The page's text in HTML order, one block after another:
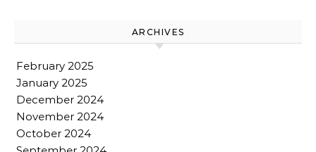
ARCHIVES
February 2025
January 2025
December 2024
November 2024
October 2024